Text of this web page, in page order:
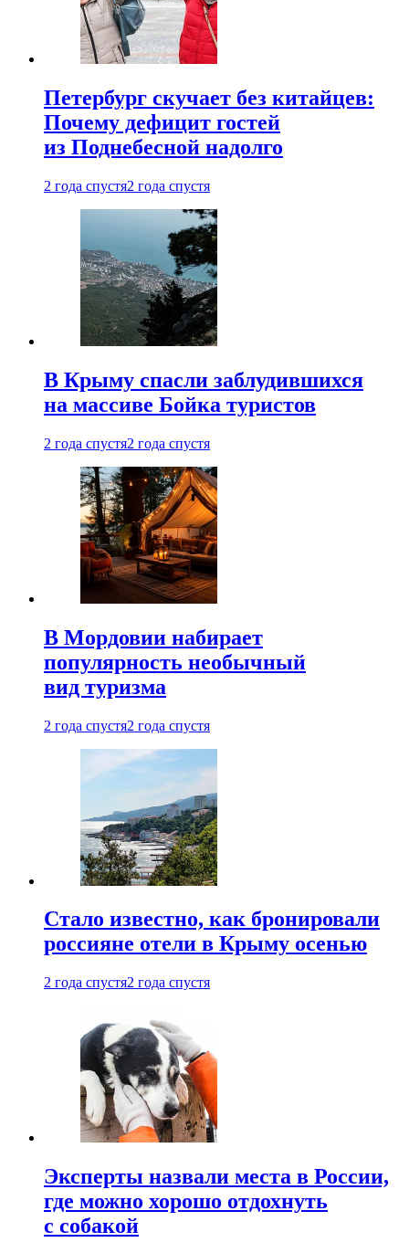
Петербург скучает без китайцев:
Почему дефицит гостей
из Поднебесной надолго
2 года спустя2 года спустя
В Крыму спасли заблудившихся
на массиве Бойка туристов
2 года спустя2 года спустя
В Мордовии набирает
популярность необычный
вид туризма
2 года спустя2 года спустя
Стало известно, как бронировали
россияне отели в Крыму осенью
2 года спустя2 года спустя
Эксперты назвали места в России,
где можно хорошо отдохнуть
с собакой